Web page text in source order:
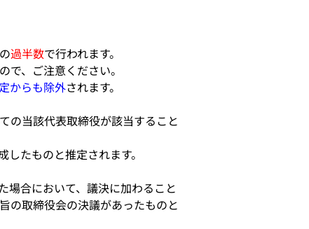
過半数で行われます。
で、ご注意ください。
からも除外されます。
の当該代表取締役が該当すること
たものと推定されます。
場合において、議決に加わること
の取締役会の決議があったものと